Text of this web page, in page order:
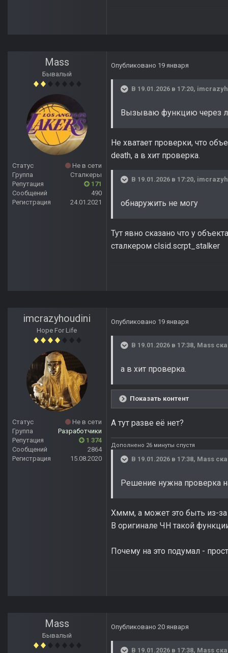
Mass
Бывалый
Статус
Не в сети
Группа
Сталкеры
Репутация
171
Сообщений
490
Регистрация
24.01.2021
Опубликовано 19 января
В 19.01.2026 в 17:20,
Вызываю функцию через
Не хватает проверки, что
death, а в хит проверка.
В 19.01.2026 в 17:20,
обнаружить не могу
Тут явно сказано что у
сталкером clsid.scrpt_stalker
imcrazyhoudini
Hope For Life
Статус
Не в сети
Группа
Разработчики
Репутация
1 374
Сообщений
2864
Регистрация
15.08.2020
Опубликовано 19 января
В 19.01.2026 в 17:38, Mass
а в хит проверка.
Показать контент
А тут разве её нет?
Дополнено 26 минуты спустя
В 19.01.2026 в 17:38, Mass
Решение нужна проверка
Хммм, а может это быть из-за
В оригинале ЧН такой
Почему на это подумал -
Mass
Бывалый
Опубликовано 20 января
В 19.01.2026 в 17:38, Mass